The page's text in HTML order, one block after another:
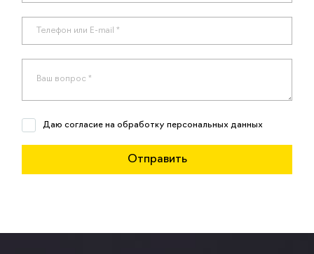
Даю согласие на обработку персональных данных